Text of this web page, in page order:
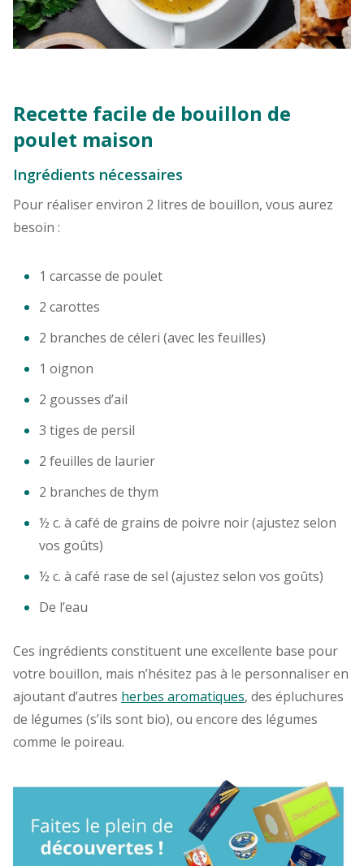
Recette facile de bouillon de
poulet maison
Ingrédients nécessaires
Pour réaliser environ 2 litres de bouillon, vous aurez
besoin :
1 carcasse de poulet
2 carottes
2 branches de céleri (avec les feuilles)
1 oignon
2 gousses d’ail
3 tiges de persil
2 feuilles de laurier
2 branches de thym
½ c. à café de grains de poivre noir (ajustez selon
vos goûts)
½ c. à café rase de sel (ajustez selon vos goûts)
De l’eau
Ces ingrédients constituent une excellente base pour
votre bouillon, mais n’hésitez pas à le personnaliser en
ajoutant d’autres herbes aromatiques, des épluchures
de légumes (s’ils sont bio), ou encore des légumes
comme le poireau.